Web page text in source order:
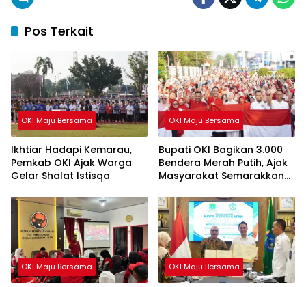
Pos Terkait
OKI Maju Bersama
Ikhtiar Hadapi Kemarau,
Pemkab OKI Ajak Warga
Gelar Shalat Istisqa
OKI Maju Bersama
Bupati OKI Bagikan 3.000
Bendera Merah Putih, Ajak
Masyarakat Semarakkan
OKI Maju Bersama OKI Maju Bersama